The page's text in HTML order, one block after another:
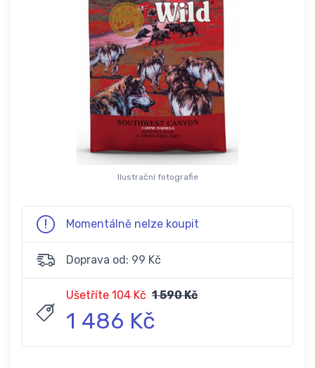
Ilustrační fotografie
Momentálně nelze koupit
Doprava od: 99 Kč
Ušetříte 104 Kč 1 590 Kč
1 486 Kč